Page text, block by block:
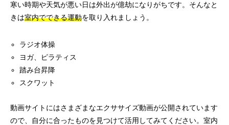
寒い時期や天気が悪い日は外出が億劫になりがちです。そんなと
きは室内でできる運動を取り入れましょう。
ラジオ体操
ヨガ、ピラティス
踏み台昇降
スクワット
動画サイトにはさまざまなエクササイズ動画が公開されています
ので、自分に合ったものを見つけて活用してみてください。室内